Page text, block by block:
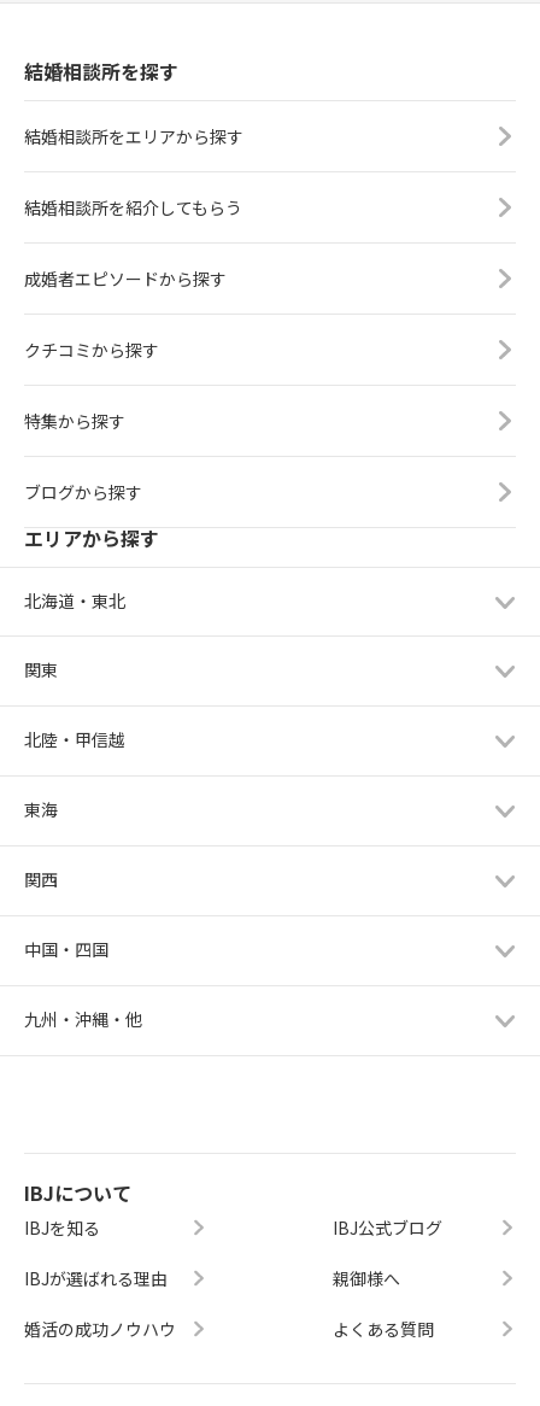
結婚相談所を探す
結婚相談所をエリアから探す
結婚相談所を紹介してもらう
成婚者エピソードから探す
クチコミから探す
特集から探す
ブログから探す
エリアから探す
北海道・東北
関東
北陸・甲信越
東海
関西
中国・四国
九州・沖縄・他
IBJについて
IBJを知る
IBJが選ばれる理由
婚活の成功ノウハウ
IBJ公式ブログ
親御様へ
よくある質問